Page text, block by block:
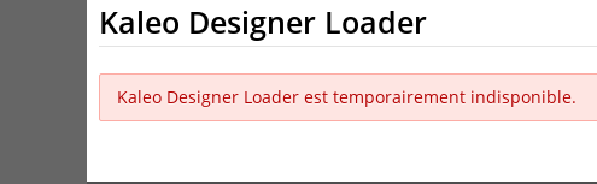
Kaleo Designer Loader
Kaleo Designer Loader est temporairement indisponible.